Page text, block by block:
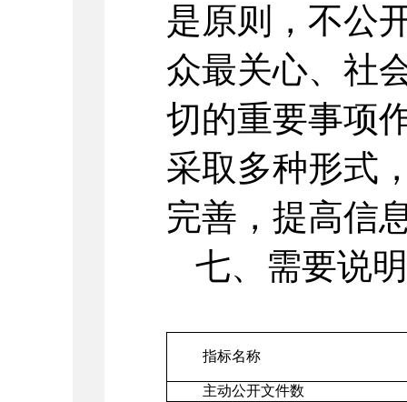
是原则，不公
众最关心、社
切的重要事项
采取多种形式
完善，提高信
七、需要说
指标名称
主动公开文件数